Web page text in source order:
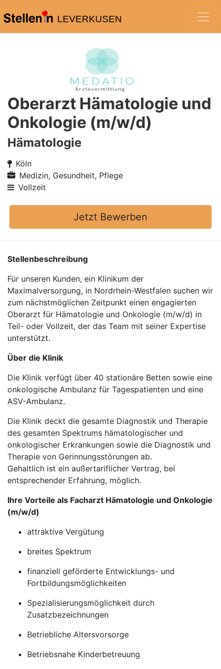
LEVERKUSEN
Oberarzt Hämatologie und
Onkologie (m/w/d)
Hämatologie
Köln
Medizin, Gesundheit, Pflege
Vollzeit
Jetzt Bewerben
Stellenbeschreibung
Für unseren Kunden, ein Klinikum der
Maximalversorgung, in Nordrhein-Westfalen suchen wir
zum nächstmöglichen Zeitpunkt einen engagierten
Oberarzt für Hämatologie und Onkologie (m/w/d) in
Teil- oder Vollzeit, der das Team mit seiner Expertise
unterstützt.
Über die Klinik
Die Klinik verfügt über 40 stationäre Betten sowie eine
onkologische Ambulanz für Tagespatienten und eine
ASV-Ambulanz.
Die Klinik deckt die gesamte Diagnostik und Therapie
des gesamten Spektrums hämatologischer und
onkologischer Erkrankungen sowie die Diagnostik und
Therapie von Gerinnungsstörungen ab.
Gehaltlich ist ein außertariflicher Vertrag, bei
entsprechender Erfahrung, möglich.
Ihre Vorteile als Facharzt Hämatologie und Onkologie
(m/w/d)
attraktive Vergütung
breites Spektrum
finanziell geförderte Entwicklungs- und
Fortbildungsmöglichkeiten
Spezialisierungsmöglichkeit durch
Zusatzbezeichnungen
Betriebliche Altersvorsorge
Betriebsnahe Kinderbetreuung